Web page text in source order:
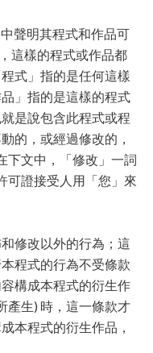
聲明其程式和作品可
這樣的程式或作品都
式」指的是任何這樣
」指的是這樣的程式
是說包含此程式或程
的，或經過修改的，
下文中，「修改」一詞
可證接受人用「您」來
修改以外的行為；這
程式的行為不受條款
構成本程式的衍生作
產生) 時，這一條款才
本程式的衍生作品，